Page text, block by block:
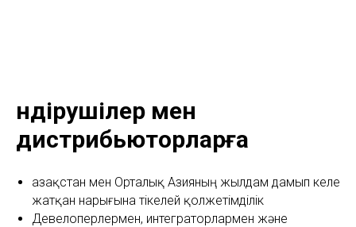
Өндірушілер мен
дистрибьюторларға
Қазақстан мен Орталық Азияның жылдам дамып келе
жатқан нарығына тікелей қолжетімділік
Девелоперлермен, интеграторлармен және